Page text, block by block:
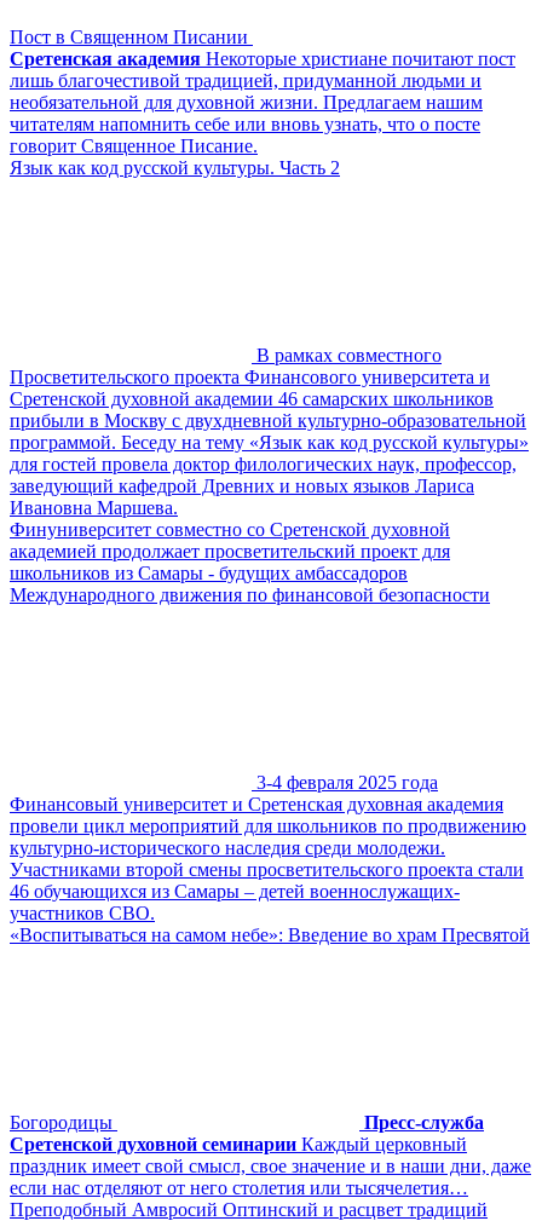
Пост в Священном Писании
Сретенская академия Некоторые христиане почитают пост
лишь благочестивой традицией, придуманной людьми и
необязательной для духовной жизни. Предлагаем нашим
читателям напомнить себе или вновь узнать, что о посте
говорит Священное Писание.
Язык как код русской культуры. Часть 2
В рамках совместного
Просветительского проекта Финансового университета и
Сретенской духовной академии 46 самарских школьников
прибыли в Москву с двухдневной культурно-образовательной
программой. Беседу на тему «Язык как код русской культуры»
для гостей провела доктор филологических наук, профессор,
заведующий кафедрой Древних и новых языков Лариса
Ивановна Маршева.
Финуниверситет совместно со Сретенской духовной
академией продолжает просветительский проект для
школьников из Самары - будущих амбассадоров
Международного движения по финансовой безопасности
3-4 февраля 2025 года
Финансовый университет и Сретенская духовная академия
провели цикл мероприятий для школьников по продвижению
культурно-исторического наследия среди молодежи.
Участниками второй смены просветительского проекта стали
46 обучающихся из Самары – детей военнослужащих-
участников СВО.
«Воспитываться на самом небе»: Введение во храм Пресвятой
Богородицы
Пресс-служба
Сретенской духовной семинарии Каждый церковный
праздник имеет свой смысл, свое значение и в наши дни, даже
если нас отделяют от него столетия или тысячелетия…
Преподобный Амвросий Оптинский и расцвет традиций